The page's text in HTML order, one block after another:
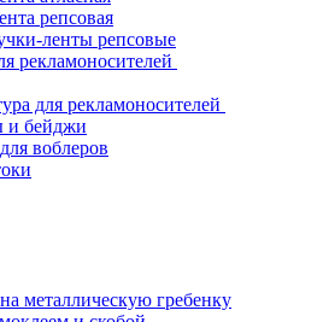
репсовая
ленты репсовые
рекламоносителей
для рекламоносителей
и бeйджи
воблеров
металлическую гребенку